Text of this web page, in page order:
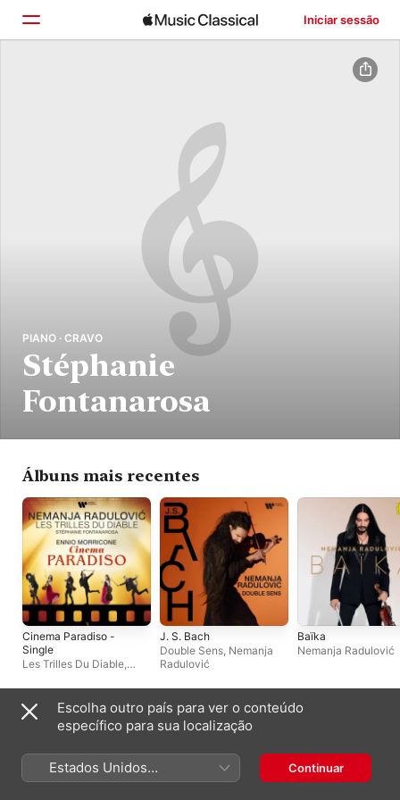
Iniciar sessão
PIANO · CRAVO
Stéphanie
Fontanarosa
Álbuns mais recentes
Cinema Paradiso -
Single
Les Trilles Du Diable,
Stéphanie Fontanarosa
J. S. Bach
Double Sens, Nemanja
Radulović
Baïka
Nemanja Radulović
Singles e EPs
Escolha outro país para ver o conteúdo
específico para sua localização
Estados Unidos
(Português Brasil)
Continuar